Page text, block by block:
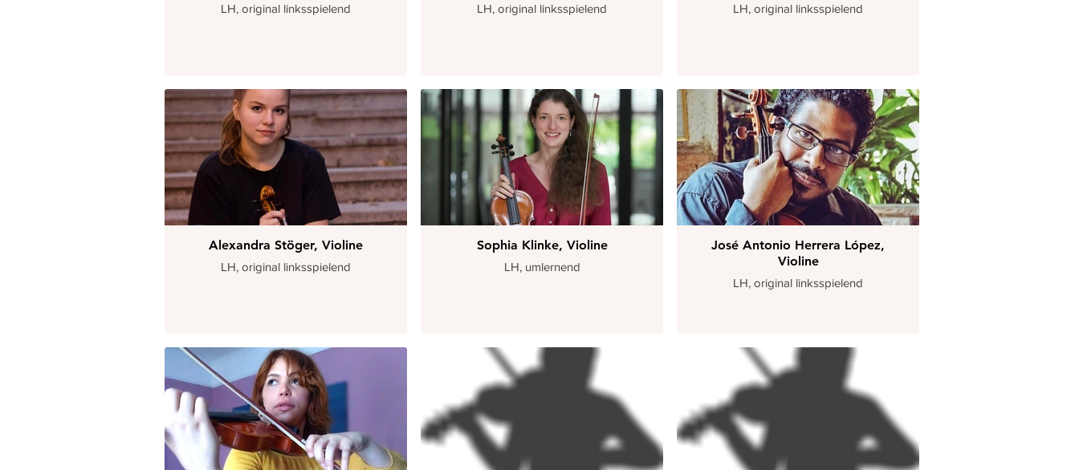
LH, original linksspielend LH, original linksspielend LH, original linksspielend
Alexandra Stöger, Violine
LH, original linksspielend
Sophia Klinke, Violine
LH, umlernend
José Antonio Herrera López,
Violine
LH, original linksspielend